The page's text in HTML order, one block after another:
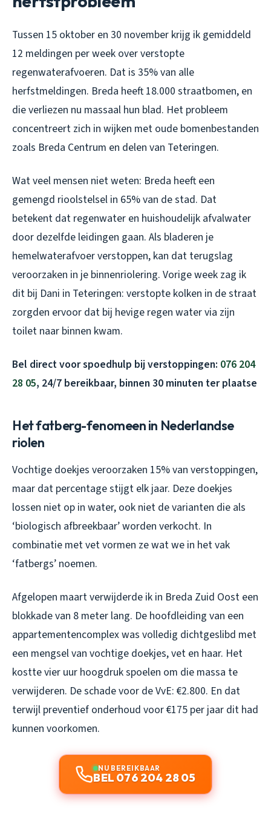
Tussen 15 oktober en 30 november krijg ik gemiddeld
12 meldingen per week over verstopte
regenwaterafvoeren. Dat is 35% van alle
herfstmeldingen. Breda heeft 18.000 straatbomen, en
die verliezen nu massaal hun blad. Het probleem
concentreert zich in wijken met oude bomenbestanden
zoals Breda Centrum en delen van Teteringen.
Wat veel mensen niet weten: Breda heeft een
gemengd rioolstelsel in 65% van de stad. Dat
betekent dat regenwater en huishoudelijk afvalwater
door dezelfde leidingen gaan. Als bladeren je
hemelwaterafvoer verstoppen, kan dat terugslag
veroorzaken in je binnenriolering. Vorige week zag ik
dit bij Dani in Teteringen: verstopte kolken in de straat
zorgden ervoor dat bij hevige regen water via zijn
toilet naar binnen kwam.
Bel direct voor spoedhulp bij verstoppingen: 076 204
28 05, 24/7 bereikbaar, binnen 30 minuten ter plaatse
Het fatberg-fenomeen in Nederlandse
riolen
Vochtige doekjes veroorzaken 15% van verstoppingen,
maar dat percentage stijgt elk jaar. Deze doekjes
lossen niet op in water, ook niet de varianten die als
‘biologisch afbreekbaar’ worden verkocht. In
combinatie met vet vormen ze wat we in het vak
‘fatbergs’ noemen.
Afgelopen maart verwijderde ik in Breda Zuid Oost een
blokkade van 8 meter lang. De hoofdleiding van een
appartementencomplex was volledig dichtgeslibd met
een mengsel van vochtige doekjes, vet en haar. Het
kostte vier uur hoogdruk spoelen om die massa te
verwijderen. De schade voor de VvE: €2.800. En dat
terwijl preventief onderhoud voor €175 per jaar dit had
kunnen voorkomen.
NU BEREIKBAAR
BEL 076 204 28 05